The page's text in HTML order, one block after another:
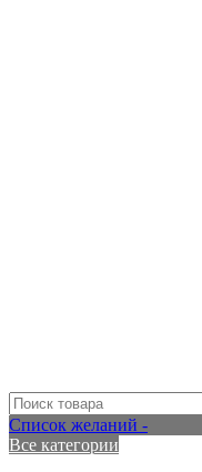
Список желаний -
Все категории